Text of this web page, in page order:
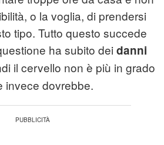
o la voglia, di prendersi
tipo. Tutto questo succede
ha subito dei danni
il cervello non è più in grado
invece dovrebbe.